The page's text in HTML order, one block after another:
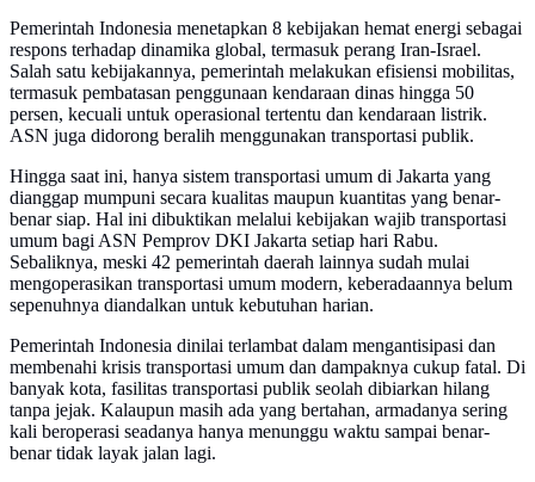
Pemerintah Indonesia menetapkan 8 kebijakan hemat energi sebagai
respons terhadap dinamika global, termasuk perang Iran-Israel.
Salah satu kebijakannya, pemerintah melakukan efisiensi mobilitas,
termasuk pembatasan penggunaan kendaraan dinas hingga 50
persen, kecuali untuk operasional tertentu dan kendaraan listrik.
ASN juga didorong beralih menggunakan transportasi publik.
Hingga saat ini, hanya sistem transportasi umum di Jakarta yang
dianggap mumpuni secara kualitas maupun kuantitas yang benar-
benar siap. Hal ini dibuktikan melalui kebijakan wajib transportasi
umum bagi ASN Pemprov DKI Jakarta setiap hari Rabu.
Sebaliknya, meski 42 pemerintah daerah lainnya sudah mulai
mengoperasikan transportasi umum modern, keberadaannya belum
sepenuhnya diandalkan untuk kebutuhan harian.
Pemerintah Indonesia dinilai terlambat dalam mengantisipasi dan
membenahi krisis transportasi umum dan dampaknya cukup fatal. Di
banyak kota, fasilitas transportasi publik seolah dibiarkan hilang
tanpa jejak. Kalaupun masih ada yang bertahan, armadanya sering
kali beroperasi seadanya hanya menunggu waktu sampai benar-
benar tidak layak jalan lagi.